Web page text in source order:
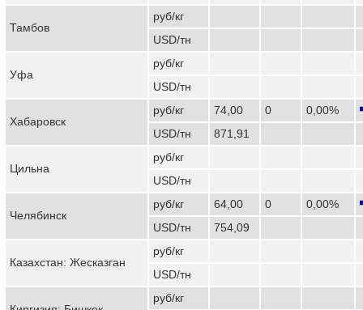
Тамбов
руб/кг
USD/тн
Уфа
руб/кг
USD/тн
Хабаровск
руб/кг 74,00 0
0,00%
USD/тн
871,91
Цильна
руб/кг
USD/тн
Челябинск
руб/кг 64,00 0
0,00%
USD/тн
754,09
Казахстан: Жесказган
руб/кг
USD/тн
руб/кг